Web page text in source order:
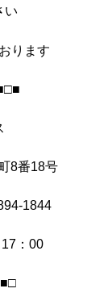
い
ります
8番18号
1844
：00